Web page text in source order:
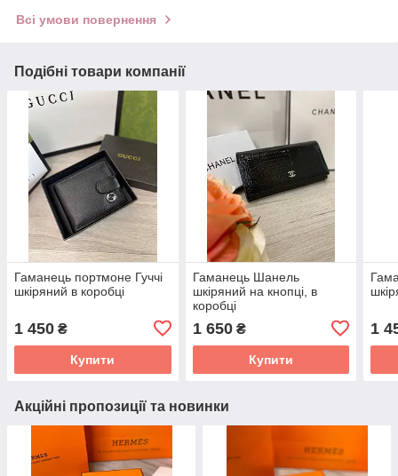
Всі умови повернення
Подібні товари компанії
Гаманець портмоне Гуччі
шкіряний в коробці
1 450 ₴
Купити
Гаманець Шанель
шкіряний на кнопці, в
коробці
1 650₴
Купити
1
Акційні пропозиції та новинки